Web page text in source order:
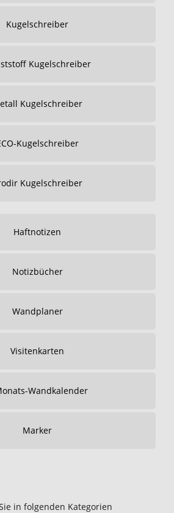
Kugelschreiber
Kugelschreiber
Kugelschreiber
Kugelschreiber
Kugelschreiber
Haftnotizen
Notizbücher
Wandplaner
Visitenkarten
Wandkalender
Marker
in folgenden Kategorien